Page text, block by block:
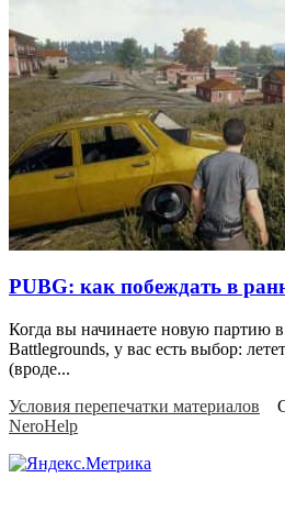
PUBG: как побеждать в
Когда вы начинаете новую партию
Battlegrounds, у вас есть выбор:
(вроде...
Условия перепечатки материалов
NeroHelp